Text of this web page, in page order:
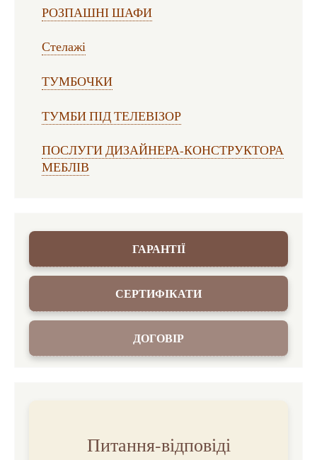
РОЗПАШНІ ШАФИ
Стелажі
ТУМБОЧКИ
ТУМБИ ПІД ТЕЛЕВІЗОР
ПОСЛУГИ ДИЗАЙНЕРА-КОНСТРУКТОРА
МЕБЛІВ
ГАРАНТІЇ
СЕРТИФІКАТИ
ДОГОВІР
Питання-відповіді